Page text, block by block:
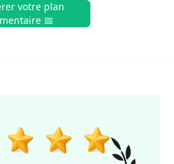
votre plan
📅